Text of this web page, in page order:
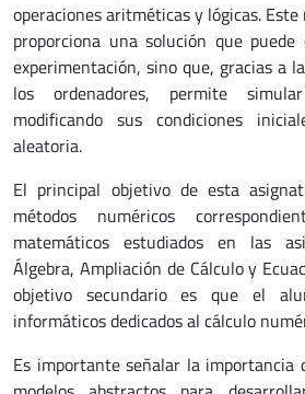
operaciones aritméticas y lógicas.
proporciona una solución que puede
experimentación, sino que, gracias a
los ordenadores, permite
modificando sus condiciones
aleatoria.
El principal objetivo de esta
métodos numéricos
matemáticos estudiados en las
Álgebra, Ampliación de Cálculo y
objetivo secundario es que el
informáticos dedicados al cálculo
Es importante señalar la importancia